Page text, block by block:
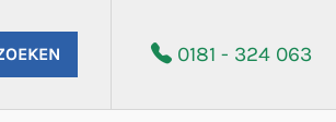
0181 - 324 063